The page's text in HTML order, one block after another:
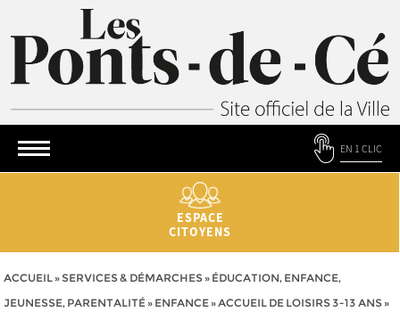
EN 1 CLIC
ESPACE
CITOYENS
ACCUEIL» SERVICES & DÉMARCHES» ÉDUCATION, ENFANCE,
JEUNESSE, PARENTALITÉ» ENFANCE»ACCUEIL DE LOISIRS 3-13 ANS»